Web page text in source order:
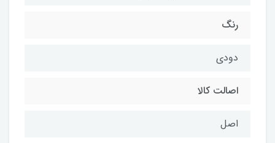
رنگ
دودی
اصالت کالا
اصل